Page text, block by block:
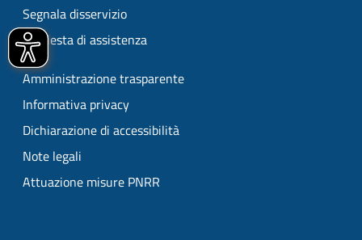
Segnala disservizio
Richiesta di assistenza
Amministrazione trasparente
Informativa privacy
Dichiarazione di accessibilità
Note legali
Attuazione misure PNRR